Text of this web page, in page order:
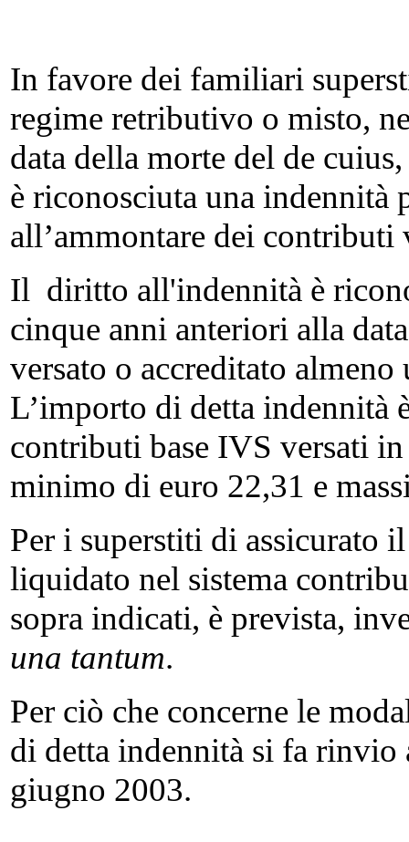
In favore dei familiari
regime retributivo o misto,
data della morte del de
è riconosciuta una indennità
all’ammontare dei contributi
Il diritto all'indennità è
cinque anni anteriori alla
versato o accreditato
L’importo di detta indennità
contributi base IVS versati
minimo di euro 22,31 e
Per i superstiti di assicurato
liquidato nel sistema
sopra indicati, è prevista,
una tantum.
Per ciò che concerne le
di detta indennità si fa
giugno 2003.